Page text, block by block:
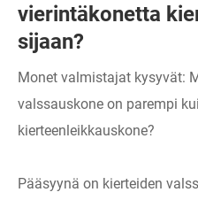
vierintäkonetta
sijaan?
Monet valmistajat kysyvät:
valssauskone on parempi
kierteenleikkauskone?
Pääsyynä on kierteiden